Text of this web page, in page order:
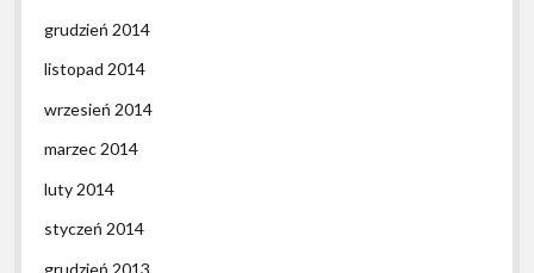
grudzień 2014
listopad 2014
wrzesień 2014
marzec 2014
luty 2014
styczeń 2014
grudzień 2013